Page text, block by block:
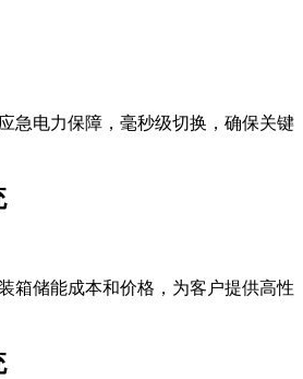
急电力保障，毫秒级切换，确保关键
箱储能成本和价格，为客户提供高性